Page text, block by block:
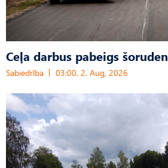
Ceļa darbus pabeigs šoruden
Sabiedrība 03:00, 2. Aug, 2026